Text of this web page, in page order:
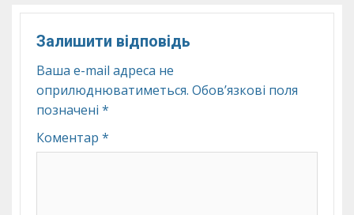
Залишити відповідь
Ваша e-mail адреса не
оприлюднюватиметься. Обов’язкові поля
позначені *
Коментар *